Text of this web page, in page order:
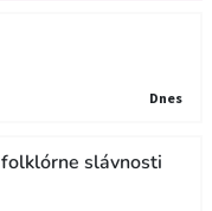
Dnes
slávnosti